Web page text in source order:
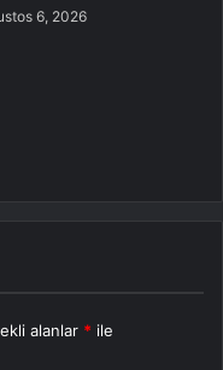
6, 2026
alanlar * ile